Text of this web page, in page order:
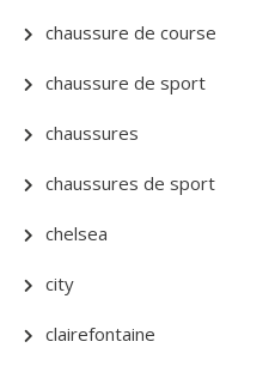
chaussure de course
chaussure de sport
chaussures
chaussures de sport
chelsea
city
clairefontaine